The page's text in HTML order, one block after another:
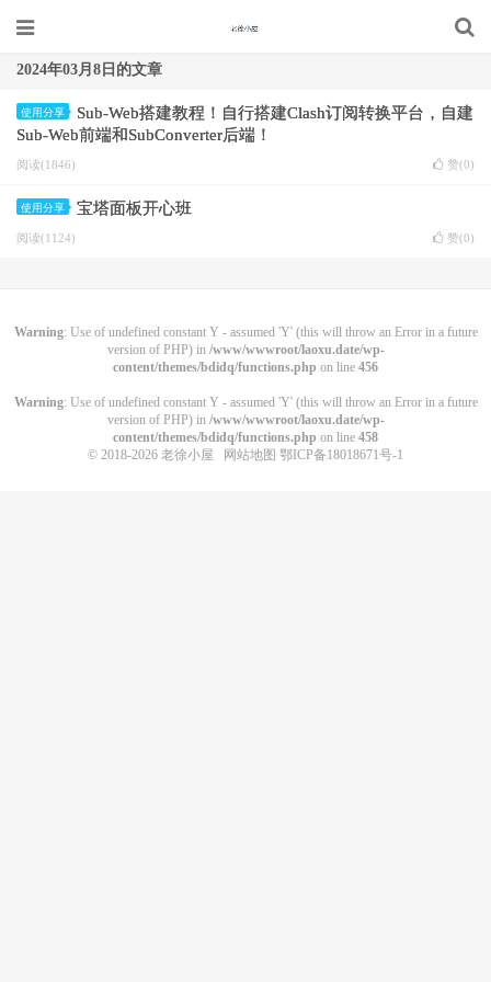
2024年03月8日的文章
使用分享
Sub-Web搭建教程！自行搭建Clash订阅转换平台，自建
Sub-Web前端和SubConverter后端！
阅读(1846) 赞(0)
使用分享 宝塔面板开心班
阅读(1124) 赞(0)
Warning: Use of undefined constant Y - assumed 'Y' (this will throw an Error in a future
version of PHP) in /www/wwwroot/laoxu.date/wp-
content/themes/bdidq/functions.php on line 456
Warning: Use of undefined constant Y - assumed 'Y' (this will throw an Error in a future
version of PHP) in /www/wwwroot/laoxu.date/wp-
content/themes/bdidq/functions.php on line 458
© 2018-2026 老徐小屋 网站地图 鄂ICP备18018671号-1